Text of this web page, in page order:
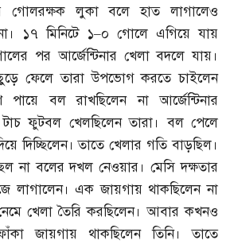
গোলরক্ষক লুকা বলে হাত লাগালেও
১৭ মিনিটে ১–০ গোলে এগিয়ে যায়
পর আর্জেন্টিনার খেলা বদলে যায়।
ফেলে তারা উপভোগ করতে চাইলেন
পায়ে বল রাখছিলেন না আর্জেন্টিনার
ফুটবল খেলছিলেন তারা। বল পেলে
দিচ্ছিলেন। তাতে খেলার গতি বাড়ছিল।
না বলের দখল নেওয়ার। মেসি দক্ষতার
লাগালেন। এক জায়গায় থাকছিলেন না
খেলা তৈরি করছিলেন। আবার কখনও
জায়গায় থাকছিলেন তিনি। তাতে